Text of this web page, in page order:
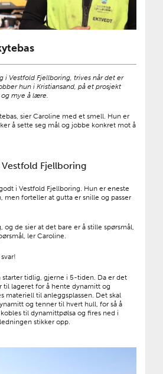
i Vestfold Fjellboring, trives når det er
hun i Kristiansand, på et prosjekt
mye å lære.
sier Caroline med et smell. Hun er
å sette seg mål og jobbe konkret mot å
Vestfold Fjellboring
i Vestfold Fjellboring. Hun er eneste
men forteller at gutta er snille og passer
og de sier at det bare er å stille spørsmål,
ler Caroline.
starter tidlig, gjerne i 5-tiden. Da er det
til lageret for å hente dynamitt og
materiell til anleggsplassen. Det skal
og tenner til hvert hull, for så å
til dynamittpølsa og fires ned i
stikker opp.